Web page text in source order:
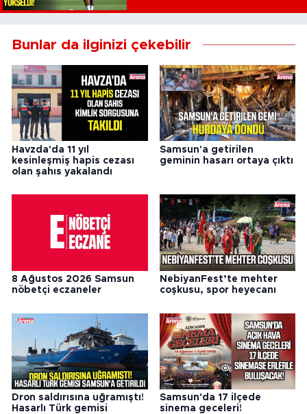
Bunlar da ilginizi çekebilir
Havzda'da 11 yıl
kesinleşmiş hapis cezası
olan şahıs yakalandı
Samsun'a getirilen
geminin hasarı ortaya çıktı
8 Ağustos 2026 Samsun
nöbetçi eczaneler
NebiyanFest’te mehter
coşkusu, spor heyecanı
Dron saldırısına uğramıştı!
Hasarlı Türk gemisi
Samsun'da 17 ilçede
sinema geceleri!